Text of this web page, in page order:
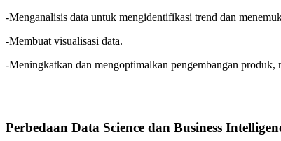
-Menganalisis data untuk mengidentifikasi trend dan
-Membuat visualisasi data.
-Meningkatkan dan mengoptimalkan pengembangan produk,
Perbedaan Data Science dan Business